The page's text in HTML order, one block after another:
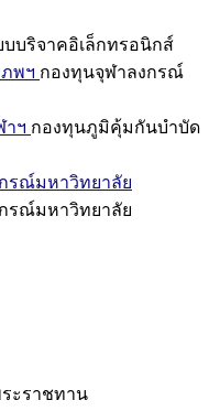
บบริจาคอิเล็กทรอนิกส์
พฯ กองทุนจุฬาลงกรณ์
าฯ กองทุนภูมิคุ้มกันบำบัด
รณ์มหาวิทยาลัย
รณ์มหาวิทยาลัย
ระราชทาน